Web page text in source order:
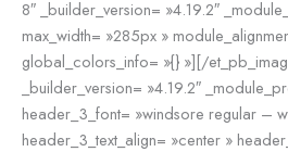
8″ _builder_version= »4.19.2″
max_width= »285px »
global_colors_info= »{} »][/
_builder_version= »4.19.2″
header_3_font= »windsore regular –
header_3_text_align= »center »